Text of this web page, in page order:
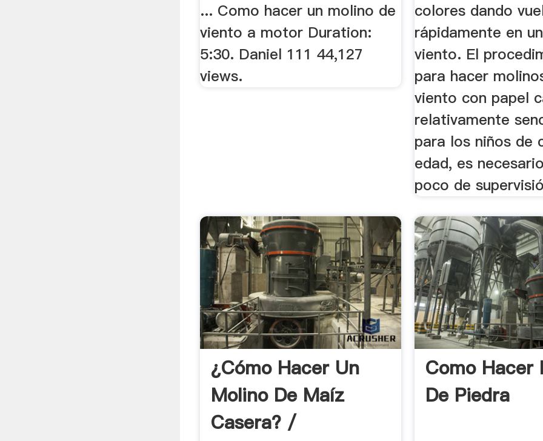
... Como hacer un molino de
viento a motor Duration:
5:30. Daniel 111 44,127
views.
colores dando
rápidamente en
viento. El
para hacer
viento con papel
relativamente
para los niños de
edad, es
poco de
¿Cómo Hacer Un
Molino De Maíz
Casera? /
Como Hacer
De Piedra